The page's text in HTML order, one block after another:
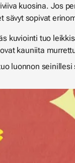
kuosina. Jos
sopivat
kuviointi tuo
kauniita
luonnon